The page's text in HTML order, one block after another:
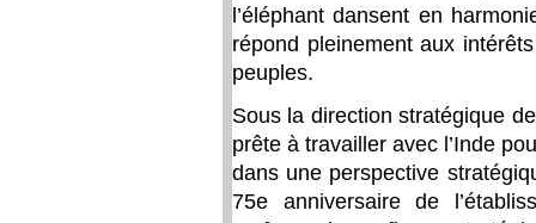
l’éléphant dansent en
répond pleinement aux
peuples.
Sous la direction stratégique
prête à travailler avec l’Inde
dans une perspective
75e anniversaire de